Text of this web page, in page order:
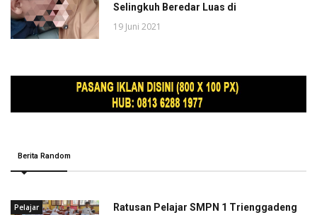
Selingkuh Beredar Luas di
19 Juni 2021
Berita Random
Pelajar
Ratusan Pelajar SMPN 1 Trienggadeng